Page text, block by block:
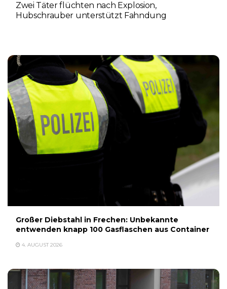
Zwei Täter flüchten nach Explosion,
Hubschrauber unterstützt Fahndung
Großer Diebstahl in Frechen: Unbekannte
entwenden knapp 100 Gasflaschen aus Container
4. AUGUST 2026